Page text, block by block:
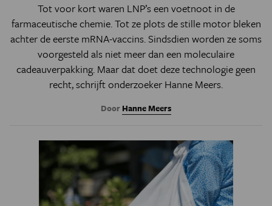
Tot voor kort waren LNP’s een voetnoot in de
farmaceutische chemie. Tot ze plots de stille motor bleken
achter de eerste mRNA-vaccins. Sindsdien worden ze soms
voorgesteld als niet meer dan een moleculaire
cadeauverpakking. Maar dat doet deze technologie geen
recht, schrijft onderzoeker Hanne Meers.
Door Hanne Meers